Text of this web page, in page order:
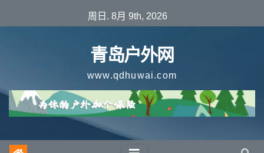
至
周日. 8月 9th, 2026
青岛户外网
www.qdhuwai.com